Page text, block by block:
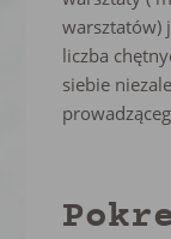
warsztatów)
liczba
siebie